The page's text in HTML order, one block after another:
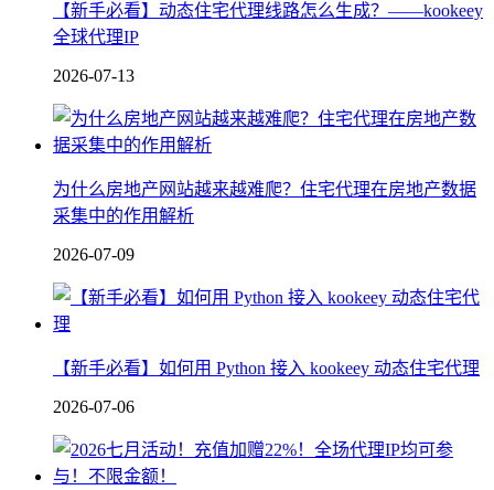
【新手必看】动态住宅代理线路怎么生成？——kookeey
全球代理IP
2026-07-13
为什么房地产网站越来越难爬？住宅代理在房地产数据
采集中的作用解析
2026-07-09
【新手必看】如何用 Python 接入 kookeey 动态住宅代理
2026-07-06